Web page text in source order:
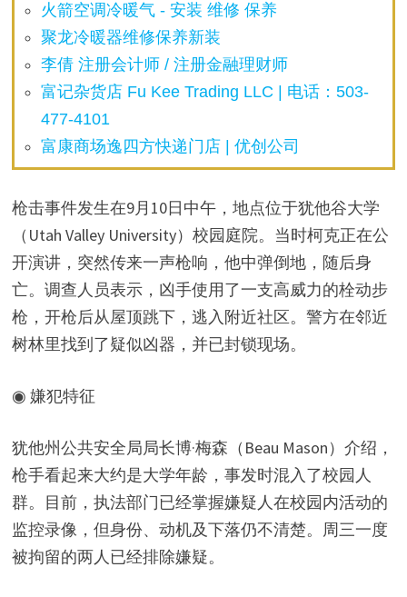
火箭空调冷暖气 - 安装 维修 保养
聚龙冷暖器维修保养新装
李倩 注册会计师 / 注册金融理财师
富记杂货店 Fu Kee Trading LLC | 电话：503-
477-4101
富康商场逸四方快递门店 | 优创公司
枪击事件发生在9月10日中午，地点位于犹他谷大学
（Utah Valley University）校园庭院。当时柯克正在公
开演讲，突然传来一声枪响，他中弹倒地，随后身
亡。调查人员表示，凶手使用了一支高威力的栓动步
枪，开枪后从屋顶跳下，逃入附近社区。警方在邻近
树林里找到了疑似凶器，并已封锁现场。
◉ 嫌犯特征
犹他州公共安全局局长博·梅森（Beau Mason）介绍，
枪手看起来大约是大学年龄，事发时混入了校园人
群。目前，执法部门已经掌握嫌疑人在校园内活动的
监控录像，但身份、动机及下落仍不清楚。周三一度
被拘留的两人已经排除嫌疑。